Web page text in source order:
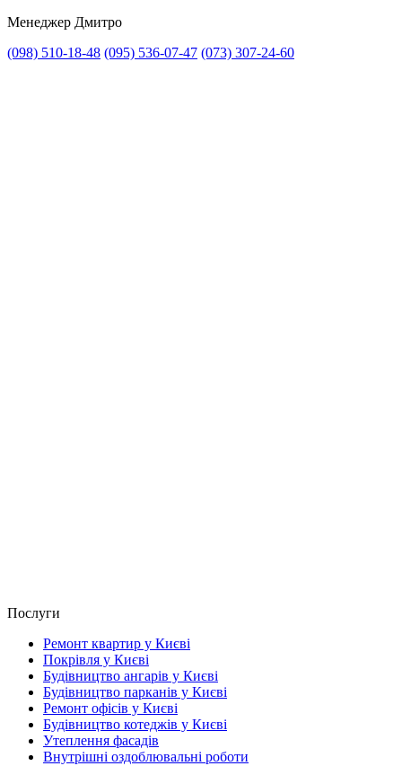
Менеджер Дмитро
(098) 510-18-48 (095) 536-07-47 (073) 307-24-60
Послуги
Ремонт квартир у Києві
Покрівля у Києві
Будівництво ангарів у Києві
Будівництво парканів у Києві
Ремонт офісів у Києві
Будівництво котеджів у Києві
Утеплення фасадів
Внутрішні оздоблювальні роботи